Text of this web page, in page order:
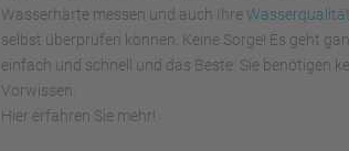
Wasserhärte messen und auch IhreWasserqualität
selbst überprüfen können. Keine Sorge! Es geht
einfach und schnell und das Beste: Sie benötigen
Vorwissen.
Hier erfahren Sie mehr!